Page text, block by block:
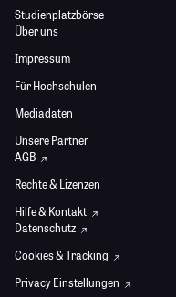
Studienplatzbörse
Über uns
Impressum
Für Hochschulen
Mediadaten
Unsere Partner
AGB
Rechte & Lizenzen
Hilfe & Kontakt
Datenschutz
Cookies & Tracking
Privacy Einstellungen